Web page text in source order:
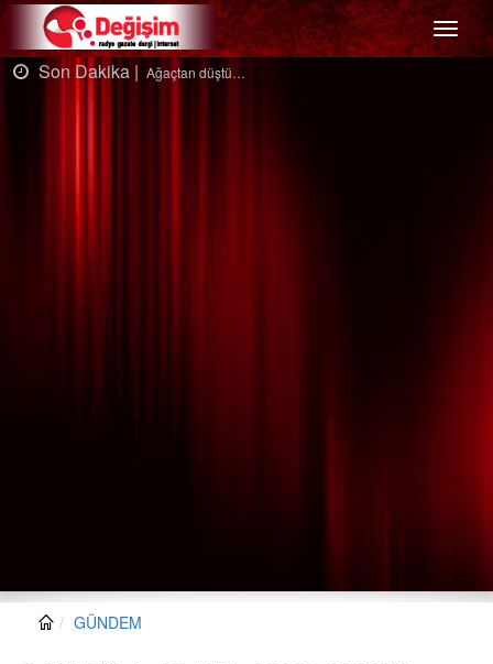
Menü
Son Dakika | Ağaçtan düştü…
GÜNDEM